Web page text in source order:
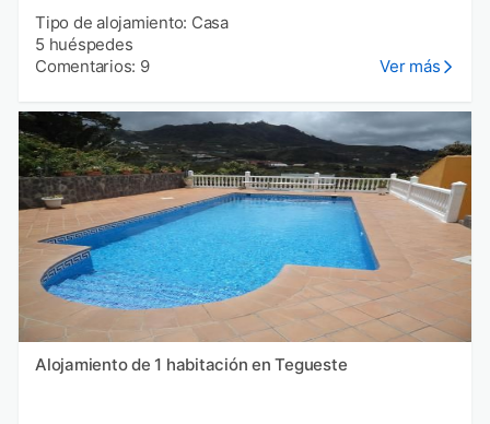
Tipo de alojamiento: Casa
5 huéspedes
Comentarios: 9
Ver más
Alojamiento de 1 habitación en Tegueste